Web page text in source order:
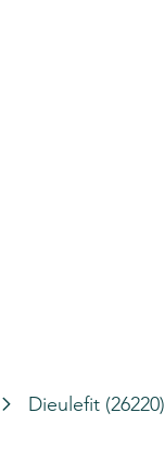
Dieulefit (26220)